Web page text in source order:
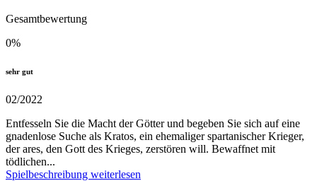
Gesamtbewertung
0%
sehr gut
02/2022
Entfesseln Sie die Macht der Götter und begeben Sie sich auf eine
gnadenlose Suche als Kratos, ein ehemaliger spartanischer Krieger,
der ares, den Gott des Krieges, zerstören will. Bewaffnet mit
tödlichen...
Spielbeschreibung weiterlesen